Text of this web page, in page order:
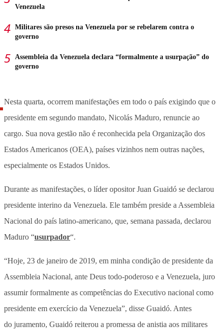
Venezuela
Militares são presos na Venezuela por se rebelarem contra o
governo
Assembleia da Venezuela declara “formalmente a usurpação” do
governo
Nesta quarta, ocorrem manifestações em todo o país exigindo que o
presidente em segundo mandato, Nicolás Maduro, renuncie ao
cargo. Sua nova gestão não é reconhecida pela Organização dos
Estados Americanos (OEA), países vizinhos nem outras nações,
especialmente os Estados Unidos.
Durante as manifestações, o líder opositor Juan Guaidó se declarou
presidente interino da Venezuela. Ele também preside a Assembleia
Nacional do país latino-americano, que, semana passada, declarou
Maduro “usurpador“.
“Hoje, 23 de janeiro de 2019, em minha condição de presidente da
Assembleia Nacional, ante Deus todo-poderoso e a Venezuela, juro
assumir formalmente as competências do Executivo nacional como
presidente em exercício da Venezuela”, disse Guaidó. Antes
do juramento, Guaidó reiterou a promessa de anistia aos militares